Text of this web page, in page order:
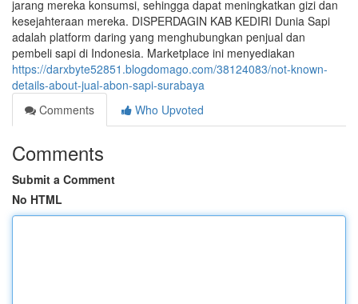
jarang mereka konsumsi, sehingga dapat meningkatkan gizi dan
kesejahteraan mereka. DISPERDAGIN KAB KEDIRI Dunia Sapi
adalah platform daring yang menghubungkan penjual dan
pembeli sapi di Indonesia. Marketplace ini menyediakan
https://darxbyte52851.blogdomago.com/38124083/not-known-
details-about-jual-abon-sapi-surabaya
Comments
Who Upvoted
Comments
Submit a Comment
No HTML